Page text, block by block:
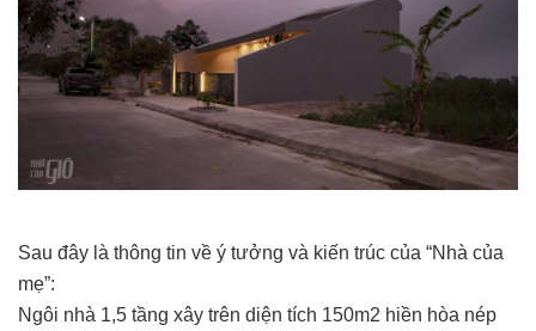
Sau đây là thông tin về ý tưởng và kiến trúc của “Nhà của
mẹ”:
Ngôi nhà 1,5 tầng xây trên diện tích 150m2 hiền hòa nép